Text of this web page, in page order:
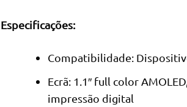
Especificações:
Compatibilidade:
Ecrã: 1.1″ full color
impressão digital